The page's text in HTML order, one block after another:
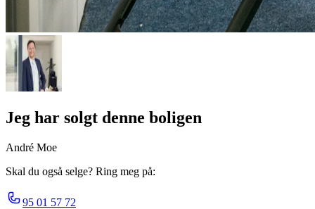
Jeg har solgt denne boligen
André Moe
Skal du også selge? Ring meg på:
95 01 57 72